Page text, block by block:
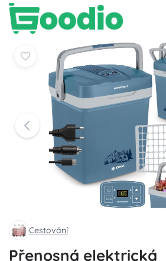
Cestování
Přenosná elektrická
2 249 Kč